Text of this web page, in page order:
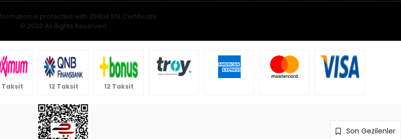
Son Gezilenler
is protected with 256bit SSL Certificate.
© 2020 All Rights Reserved
Taksit 12 Taksit 12 Taksit